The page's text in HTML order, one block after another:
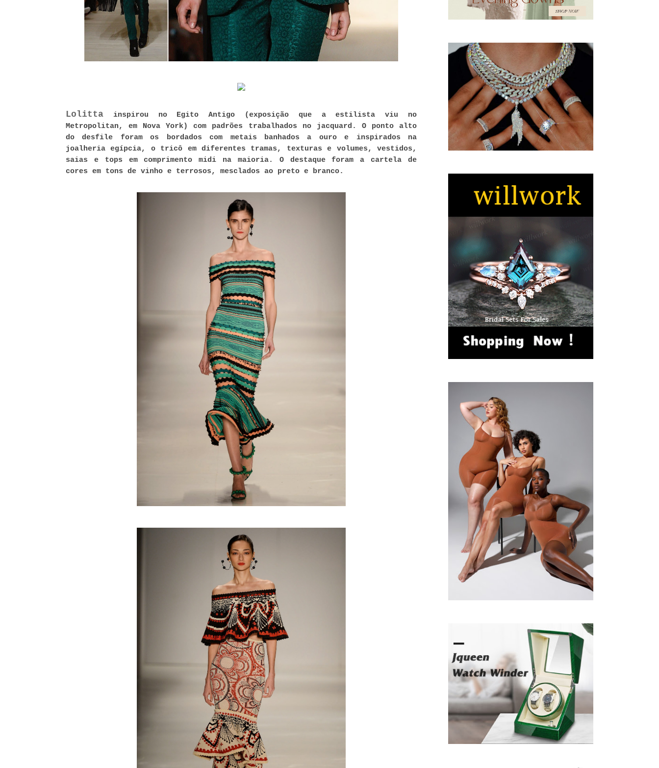
Lolitta
inspirou no Egito Antigo (exposição que a estilista viu no
Metropolitan, em Nova York) com padrões trabalhados no jacquard. O ponto alto
do desfile foram os bordados com metais banhados a ouro e inspirados na
joalheria egípcia, o tricô em diferentes tramas, texturas e volumes, vestidos,
saias e tops em comprimento midi na maioria. O destaque foram a cartela de
cores em tons de vinho e terrosos, mesclados ao preto e branco.